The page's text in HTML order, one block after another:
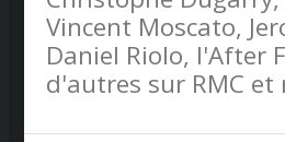
Vincent Moscato,
Daniel Riolo, l'After
d'autres sur RMC